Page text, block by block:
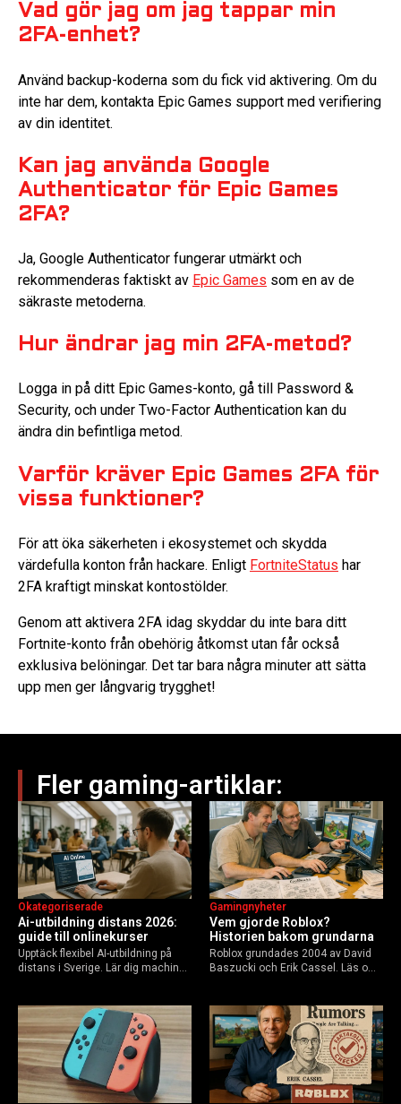
Vad gör jag om jag tappar min
2FA-enhet?
Använd backup-koderna som du fick vid aktivering. Om du
inte har dem, kontakta Epic Games support med verifiering
av din identitet.
Kan jag använda Google
Authenticator för Epic Games
2FA?
Ja, Google Authenticator fungerar utmärkt och
rekommenderas faktiskt av Epic Games som en av de
säkraste metoderna.
Hur ändrar jag min 2FA-metod?
Logga in på ditt Epic Games-konto, gå till Password &
Security, och under Two-Factor Authentication kan du
ändra din befintliga metod.
Varför kräver Epic Games 2FA för
vissa funktioner?
För att öka säkerheten i ekosystemet och skydda
värdefulla konton från hackare. Enligt FortniteStatus har
2FA kraftigt minskat kontostölder.
Genom att aktivera 2FA idag skyddar du inte bara ditt
Fortnite-konto från obehörig åtkomst utan får också
exklusiva belöningar. Det tar bara några minuter att sätta
upp men ger långvarig trygghet!
Fler gaming-artiklar:
Ai-utbildning distans 2026:
guide till onlinekurser
Okategoriserade
Upptäck flexibel AI-utbildning på
distans i Sverige. Lär dig machine
Guide för nybörjare och
yrkesverksamma som vill bygga…
Vem gjorde Roblox?
Historien bakom grundarna
Gamingnyheter
Roblox grundades 2004 av David
Baszucki och Erik Cassel. Läs om
användare 2025, och vad som
händer inför 2026.